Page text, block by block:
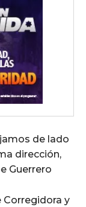
de lado
dirección,
Guerrero
Corregidora y